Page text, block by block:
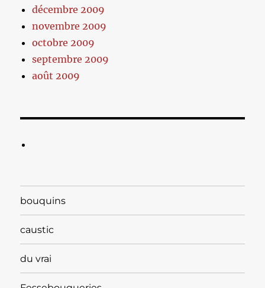
décembre 2009
novembre 2009
octobre 2009
septembre 2009
août 2009
bouquins
caustic
du vrai